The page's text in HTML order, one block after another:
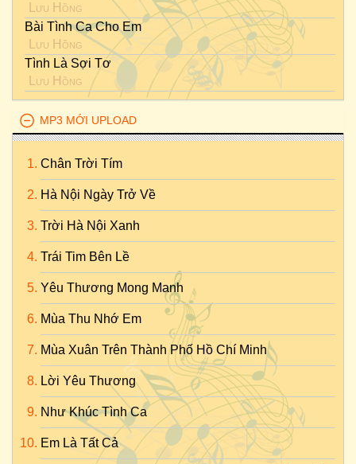
Lưu Hồng
Bài Tình Ca Cho Em
Lưu Hồng
Tình Là Sợi Tơ
Lưu Hồng
MP3 MỚI UPLOAD
Chân Trời Tím
Hà Nội Ngày Trở Về
Trời Hà Nội Xanh
Trái Tim Bên Lề
Yêu Thương Mong Manh
Mùa Thu Nhớ Em
Mùa Xuân Trên Thành Phố Hồ Chí Minh
Lời Yêu Thương
Như Khúc Tình Ca
Em Là Tất Cả